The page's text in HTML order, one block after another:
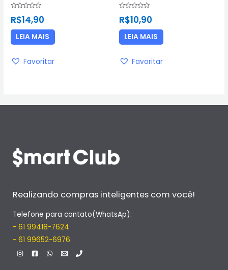
0
5
R$14,90
LEIA MAIS
Favoritar
0
5
R$10,90
LEIA MAIS
Favoritar
Realizando compras inteligentes com você!
Telefone para contato(WhatsAp):
- 61 99418-7624
- 61 99652-6976